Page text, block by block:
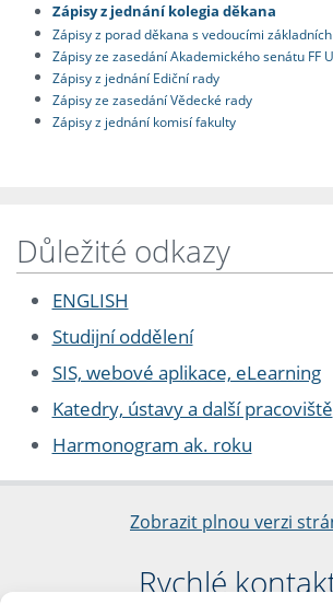
Zápisy z jednání kolegia děkana
Zápisy z porad děkana s vedoucími
Zápisy ze zasedání Akademického senátu FF
Zápisy z jednání Ediční rady
Zápisy ze zasedání Vědecké rady
Zápisy z jednání komisí fakulty
Důležité odkazy
ENGLISH
Studijní oddělení
SIS, webové aplikace, eLearning
Katedry, ústavy a další pracoviště
Harmonogram ak. roku
Zobrazit plnou verzi
Rychlé